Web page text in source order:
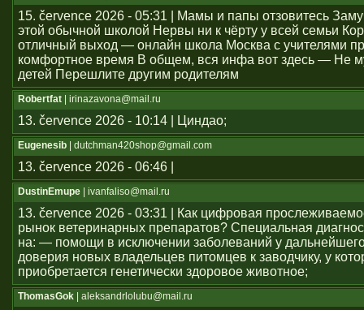
15. července 2026 - 05:31 | Мамы и папы отзовитесь
этой обычной школой Нервы ни к чёрту у всей семьи
отличный выход — онлайн школа Москва с учителями
комфортное время В общем, вся инфа вот здесь — Не
детей Перешлите другим родителям
Robertfat | irinazavona@mail.ru
13. července 2026 - 10:14 | Циндао;
Eugenesib | dutchman420shop@gmail.com
13. července 2026 - 06:46 |
DustinEmupe | ivanfaliso@mail.ru
13. července 2026 - 03:31 | Как цифровая
рынок ветеринарных препаратов? Специальная
на: — помощи в исключении заболеваний у
доверия новых владельцев питомцев к заводчику, у
приобретается генетически здоровое животное;
ThomasGok | aleksandrlolubu@mail.ru